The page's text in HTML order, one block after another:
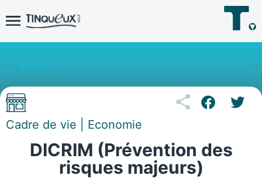
Cadre de vie | Economie
DICRIM (Prévention des
risques majeurs)